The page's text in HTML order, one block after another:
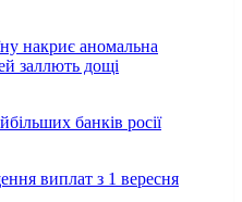
накриє аномальна
заллють дощі
банків росії
виплат з 1 вересня